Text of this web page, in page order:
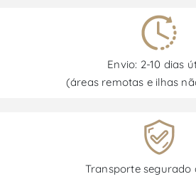
Envio: 2-10 dias
(áreas remotas e ilhas
Transporte segurado